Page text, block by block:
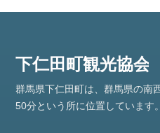
群馬県下仁田町は、群馬県の南
50分という所に位置しています。